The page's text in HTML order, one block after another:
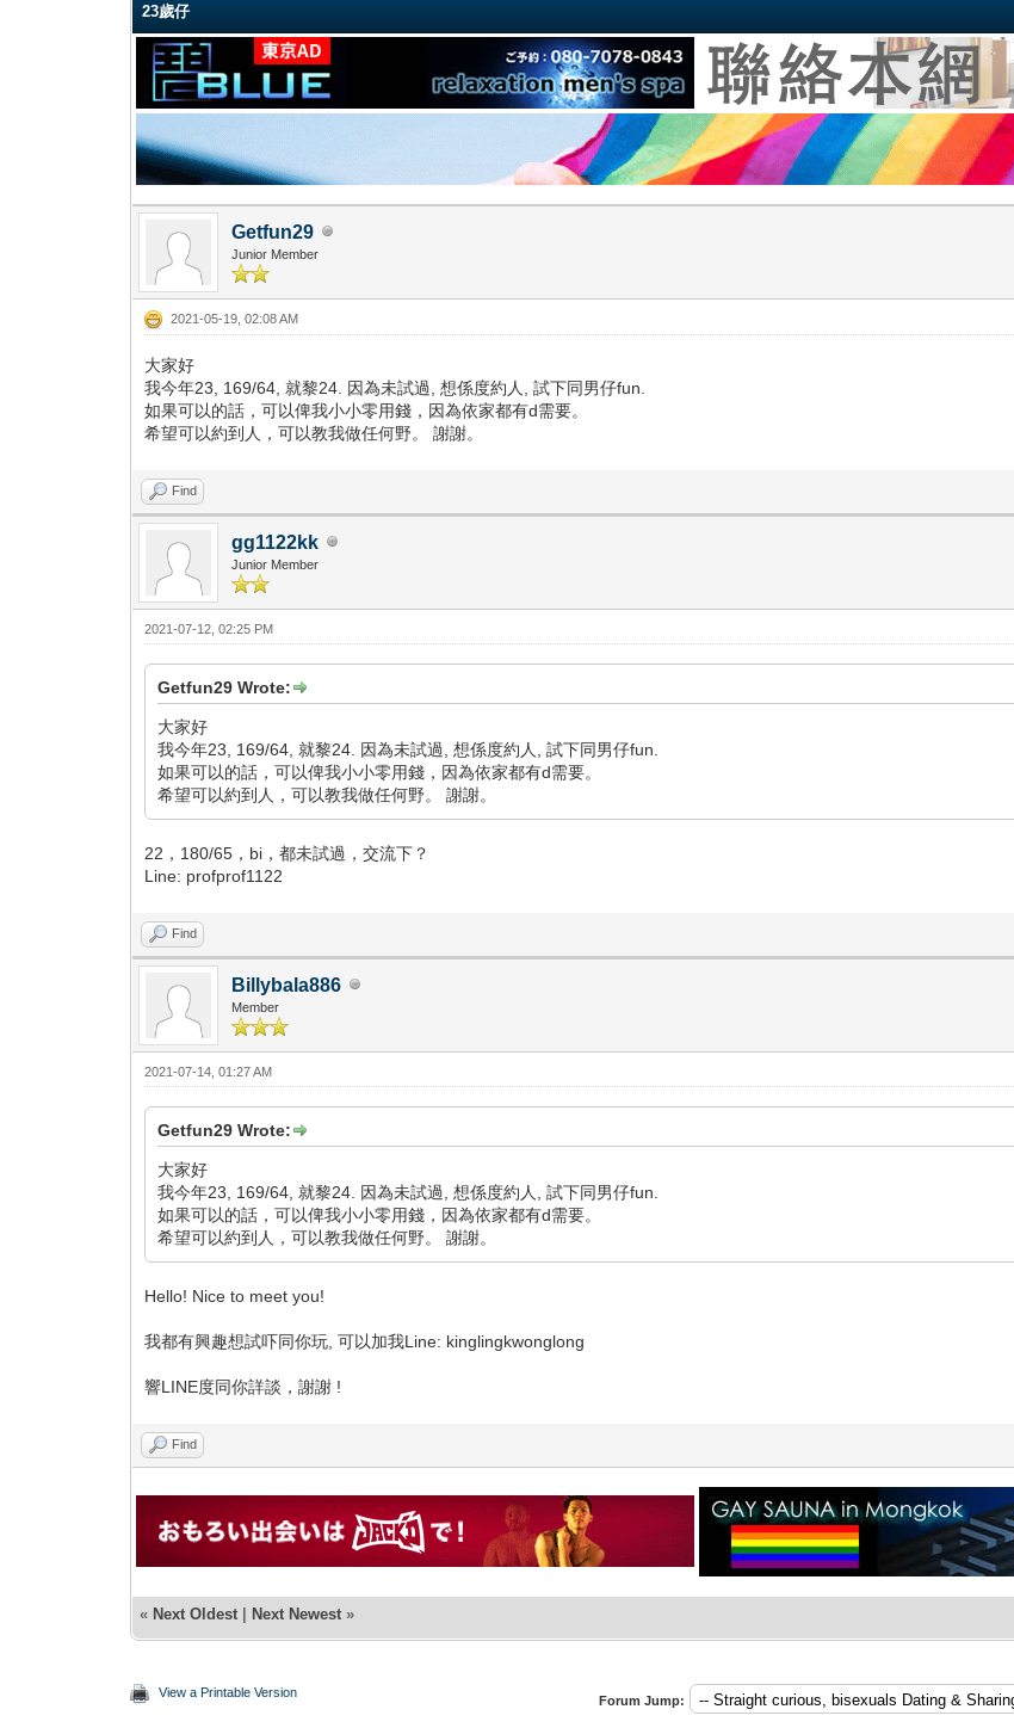
23歲仔
Getfun29
Junior Member
2021-05-19, 02:08 AM
大家好
我今年23, 169/64, 就黎24. 因為未試過, 想係度約人, 試下同男仔fun.
如果可以的話，可以俾我小小零用錢，因為依家都有d需要。
希望可以約到人，可以教我做任何野。 謝謝。
Find
gg1122kk
Junior Member
2021-07-12, 02:25 PM
Getfun29 Wrote:
大家好
我今年23, 169/64, 就黎24. 因為未試過, 想係度約人, 試下同男仔fun.
如果可以的話，可以俾我小小零用錢，因為依家都有d需要。
希望可以約到人，可以教我做任何野。 謝謝。
22，180/65，bi，都未試過，交流下？
Line: profprof1122
Find
Billybala886
Member
2021-07-14, 01:27 AM
Getfun29 Wrote:
大家好
我今年23, 169/64, 就黎24. 因為未試過, 想係度約人, 試下同男仔fun.
如果可以的話，可以俾我小小零用錢，因為依家都有d需要。
希望可以約到人，可以教我做任何野。 謝謝。
Hello! Nice to meet you!
我都有興趣想試吓同你玩, 可以加我Line: kinglingkwonglong
響LINE度同你詳談，謝謝 !
Find
« Next Oldest | Next Newest »
View a Printable Version
Forum Jump: